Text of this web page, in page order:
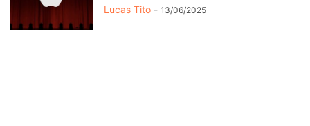
Lucas Tito - 13/06/2025